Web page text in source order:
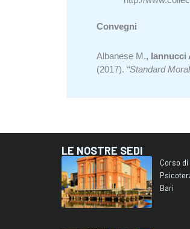
Convegni
Albanese M., Iannucci
(2017). “Standard
LE NOSTRE SEDI
Corso
Bari